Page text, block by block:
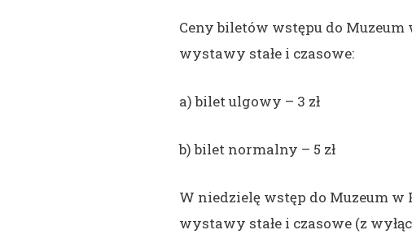
Ceny biletów wstępu do
wystawy stałe i czasowe:
a) bilet ulgowy – 3 zł
b) bilet normalny – 5 zł
W niedzielę wstęp do Muzeum
wystawy stałe i czasowe (z